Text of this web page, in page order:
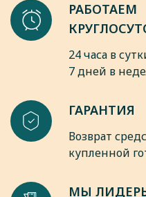
РАБОТАЕМ
24 часа в
7 дней в
ГАРАНТИЯ
Возврат
купленной
МЫ